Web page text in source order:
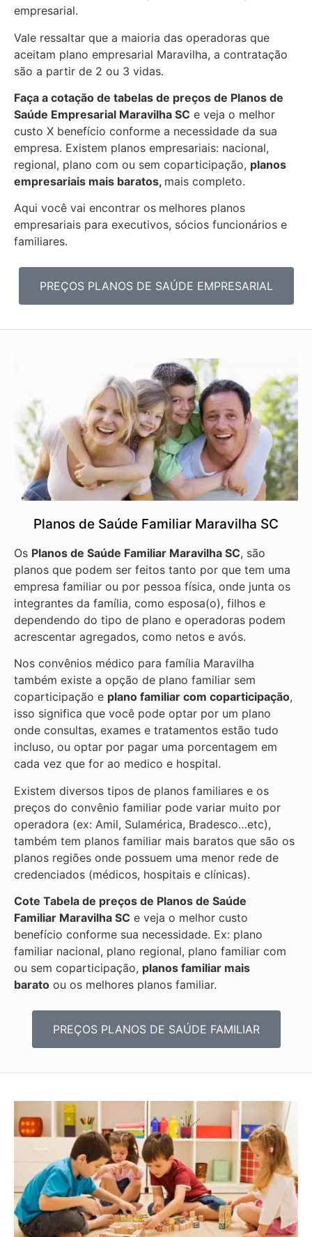
empresarial.
Vale ressaltar que a maioria das operadoras que
aceitam plano empresarial Maravilha, a contratação
são a partir de 2 ou 3 vidas.
Faça a cotação de tabelas de preços de Planos de
Saúde Empresarial Maravilha SC e veja o melhor
custo X benefício conforme a necessidade da sua
empresa. Existem planos empresariais: nacional,
regional, plano com ou sem coparticipação, planos
empresariais mais baratos, mais completo.
Aqui você vai encontrar os melhores planos
empresariais para executivos, sócios funcionários e
familiares.
PREÇOS PLANOS DE SAÚDE EMPRESARIAL
Planos de Saúde Familiar Maravilha SC
Os Planos de Saúde Familiar Maravilha SC, são
planos que podem ser feitos tanto por que tem uma
empresa familiar ou por pessoa física, onde junta os
integrantes da família, como esposa(o), filhos e
dependendo do tipo de plano e operadoras podem
acrescentar agregados, como netos e avós.
Nos convênios médico para família Maravilha
também existe a opção de plano familiar sem
coparticipação e plano familiar com coparticipação,
isso significa que você pode optar por um plano
onde consultas, exames e tratamentos estão tudo
incluso, ou optar por pagar uma porcentagem em
cada vez que for ao medico e hospital.
Existem diversos tipos de planos familiares e os
preços do convênio familiar pode variar muito por
operadora (ex: Amil, Sulamérica, Bradesco…etc),
também tem planos familiar mais baratos que são os
planos regiões onde possuem uma menor rede de
credenciados (médicos, hospitais e clínicas).
Cote Tabela de preços de Planos de Saúde
Familiar Maravilha SC e veja o melhor custo
benefício conforme sua necessidade. Ex: plano
familiar nacional, plano regional, plano familiar com
ou sem coparticipação, planos familiar mais
barato ou os melhores planos familiar.
PREÇOS PLANOS DE SAÚDE FAMILIAR